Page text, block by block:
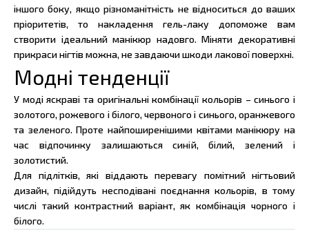
іншого боку, якщо різноманітність не відноситься до ваших
пріоритетів, то накладення гель-лаку допоможе вам
створити ідеальний манікюр надовго. Міняти декоративні
прикраси нігтів можна, не завдаючи шкоди лакової поверхні.
Модні тенденції
У моді яскраві та оригінальні комбінації кольорів – синього і
золотого, рожевого і білого, червоного і синього, оранжевого
та зеленого. Проте найпоширенішими квітами манікюру на
час відпочинку залишаються синій, білий, зелений і
золотистий.
Для підлітків, які віддають перевагу помітний нігтьовий
дизайн, підійдуть несподівані поєднання кольорів, в тому
числі такий контрастний варіант, як комбінація чорного і
білого.